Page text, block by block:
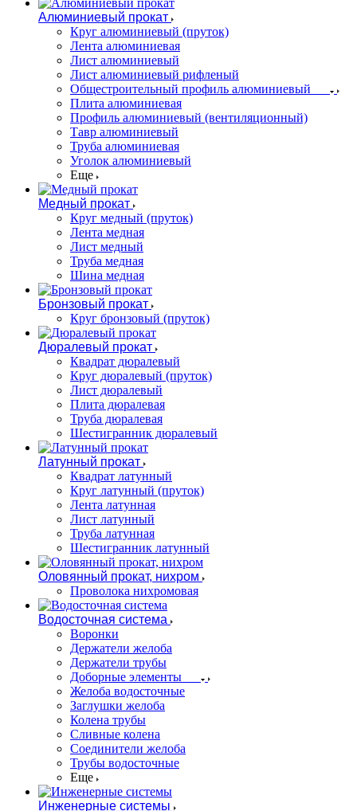
Алюминиевый прокат
Круг алюминиевый (пруток)
Лента алюминиевая
Лист алюминиевый
Лист алюминиевый рифленый
Общестроительный профиль алюминиевый
Плита алюминиевая
Профиль алюминиевый (вентиляционный)
Тавр алюминиевый
Труба алюминиевая
Уголок алюминиевый
Еще
Медный прокат
Круг медный (пруток)
Лента медная
Лист медный
Труба медная
Шина медная
Бронзовый прокат
Круг бронзовый (пруток)
Дюралевый прокат
Квадрат дюралевый
Круг дюралевый (пруток)
Лист дюралевый
Плита дюралевая
Труба дюралевая
Шестигранник дюралевый
Латунный прокат
Квадрат латунный
Круг латунный (пруток)
Лента латунная
Лист латунный
Труба латунная
Шестигранник латунный
Оловянный прокат, нихром
Проволока нихромовая
Водосточная система
Воронки
Держатели желоба
Держатели трубы
Доборные элементы
Желоба водосточные
Заглушки желоба
Колена трубы
Сливные колена
Соединители желоба
Трубы водосточные
Еще
Инженерные системы